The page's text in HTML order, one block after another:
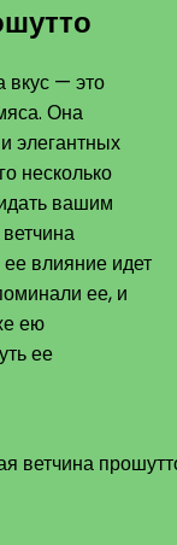
вкус — это
Она
элегантных
несколько
вашим
влияние идет
ее, и
ею
ее
ветчина